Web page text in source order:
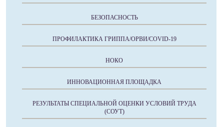
БЕЗОПАСНОСТЬ
ПРОФИЛАКТИКА ГРИППА/ОРВИ/COVID-19
НОКО
ИННОВАЦИОННАЯ ПЛОЩАДКА
РЕЗУЛЬТАТЫ СПЕЦИАЛЬНОЙ ОЦЕНКИ УСЛОВИЙ ТРУДА
(СОУТ)